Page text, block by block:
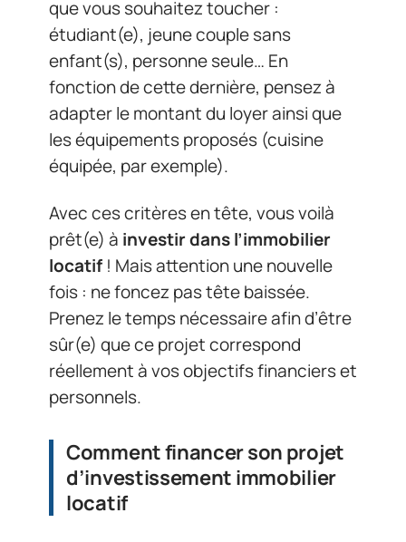
que vous souhaitez toucher :
étudiant(e), jeune couple sans
enfant(s), personne seule… En
fonction de cette dernière, pensez à
adapter le montant du loyer ainsi que
les équipements proposés (cuisine
équipée, par exemple).
Avec ces critères en tête, vous voilà
prêt(e) à investir dans l’immobilier
locatif ! Mais attention une nouvelle
fois : ne foncez pas tête baissée.
Prenez le temps nécessaire afin d’être
sûr(e) que ce projet correspond
réellement à vos objectifs financiers et
personnels.
Comment financer son projet
d’investissement immobilier
locatif